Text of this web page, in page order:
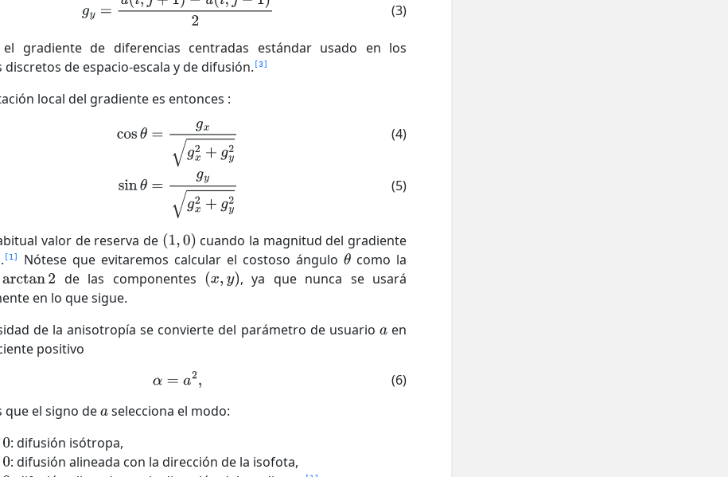
(3)
gradiente de diferencias centradas estándar usado en los
discretos de espacio-escala y de difusión.
3
local del gradiente es entonces :
(4)
(5)
valor de reserva de
cuando la magnitud del gradiente
1 Nótese que evitaremos calcular el costoso ángulo
como la
de las componentes
, ya que nunca se usará
en lo que sigue.
de la anisotropía se convierte del parámetro de usuario
en
positivo
(6)
que el signo de
selecciona el modo:
: difusión isótropa,
: difusión alineada con la dirección de la isofota,